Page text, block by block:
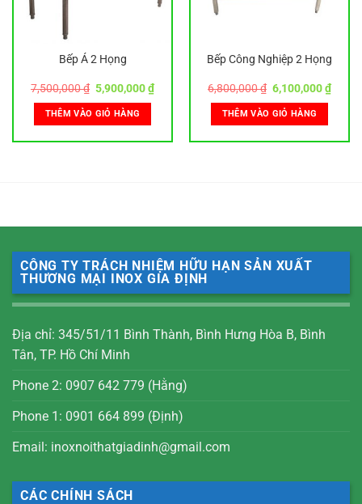
Bếp Á 2 Họng
7,500,000₫ Giá
gốc
là:
7,500,000 ₫.
5,900,000₫Giá
hiện
5,900,000 ₫.
THÊM VÀO GIỎ HÀNG
Bếp Công Nghiệp 2 Họng
6,800,000₫ Giá
gốc
là:
6,800,000 ₫.
6,100,000₫Giá
hiện
THÊM VÀO GIỎ HÀNG
₫.
CÔNG TY TRÁCH NHIỆM HỮU HẠN SẢN XUẤT
THƯƠNG MẠI INOX GIA ĐỊNH
Địa chỉ: 345/51/11 Bình Thành, Bình Hưng Hòa B, Bình
Tân, TP. Hồ Chí Minh
Phone 2: 0907 642 779 (Hằng)
Phone 1: 0901 664 899 (Định)
Email: inoxnoithatgiadinh@gmail.com
CÁC CHÍNH SÁCH